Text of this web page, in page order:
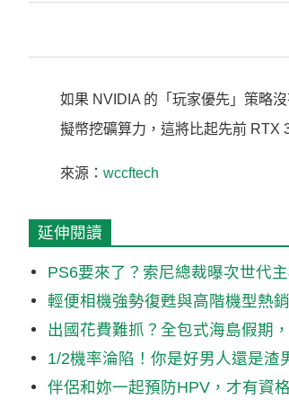
如果 NVIDIA 的「玩家優先」策略
擬幣挖礦算力，這將比起先前 RTX
來源： wccftech
延伸閱讀
PS6要來了？索尼總裁曝次世代
輕便相機強勢復甦與高階機型熱
出國花費難抓？全包式海島假期
1/2機率淪陷！你是好男人還是渣
伴侶和妳一起預防HPV，才有資